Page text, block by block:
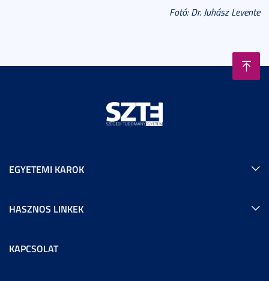
Fotó: Dr. Juhász Levente
EGYETEMI KAROK
HASZNOS LINKEK
KAPCSOLAT